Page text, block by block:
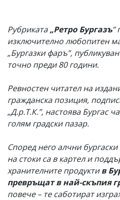
Рубриката„Ретро Бургазъ”
изключително любопитен
„Бургазки фаръ”,
точно преди 80 години.
Ревностен читател на
гражданска позиция,
„Д.р.Т.К.”, настоява Бургас
голям градски пазар.
Според него алчни
на стоки са в картел и
хранителните продуктив
превръщат в най-скъпия
повече – те саботират